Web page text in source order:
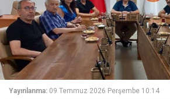
Yayınlanma: 09 Temmuz 2026 Perşembe 10:14